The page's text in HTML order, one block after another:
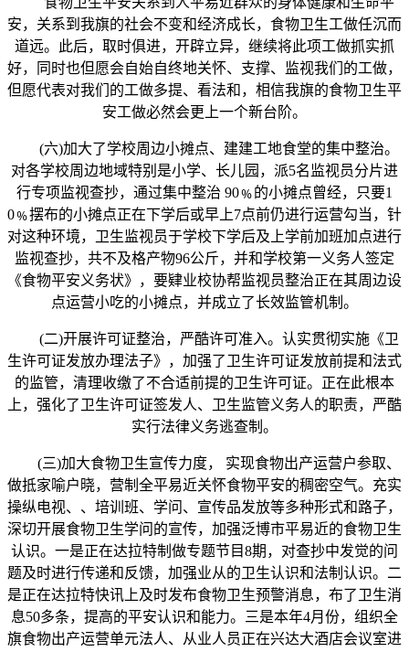
安，关系到我旗的社会不变和经济成长，食物卫生工做任沉而
道远。此后，取时俱进，开辟立异，继续将此项工做抓实抓
好，同时也但愿会自始自终地关怀、支撑、监视我们的工做，
但愿代表对我们的工做多提、看法和，相信我旗的食物卫生平
安工做必然会更上一个新台阶。
(六)加大了学校周边小摊点、建建工地食堂的集中整治。
对各学校周边地域特别是小学、长儿园，派5名监视员分片进
行专项监视查抄，通过集中整治 90﹪的小摊点曾经，只要1
0﹪摆布的小摊点正在下学后或早上7点前仍进行运营勾当，针
对这种环境，卫生监视员于学校下学后及上学前加班加点进行
监视查抄，共不及格产物96公斤，并和学校第一义务人签定
《食物平安义务状》，要肄业校协帮监视员整治正在其周边设
点运营小吃的小摊点，并成立了长效监管机制。
(二)开展许可证整治，严酷许可准入。认实贯彻实施《卫
生许可证发放办理法子》，加强了卫生许可证发放前提和法式
的监管，清理收缴了不合适前提的卫生许可证。正在此根本
上，强化了卫生许可证签发人、卫生监管义务人的职责，严酷
实行法律义务逃查制。
(三)加大食物卫生宣传力度， 实现食物出产运营户参取、
做抵家喻户晓，营制全平易近关怀食物平安的稠密空气。充实
操纵电视、、培训班、学问、宣传品发放等多种形式和路子，
深切开展食物卫生学问的宣传，加强泛博市平易近的食物卫生
认识。一是正在达拉特制做专题节目8期，对查抄中发觉的问
题及时进行传递和反馈，加强业从的卫生认识和法制认识。二
是正在达拉特快讯上及时发布食物卫生预警消息，布了卫生消
息50多条，提高的平安认识和能力。三是本年4月份，组织全
旗食物出产运营单元法人、从业人员正在兴达大酒店会议室进